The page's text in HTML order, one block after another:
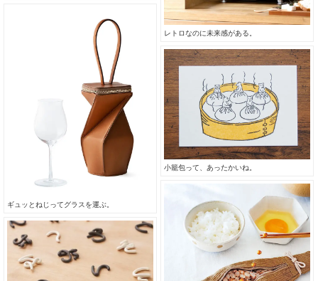
レトロなのに未来感がある。
ギュッとねじってグラスを運ぶ。
小籠包って、あったかいね。